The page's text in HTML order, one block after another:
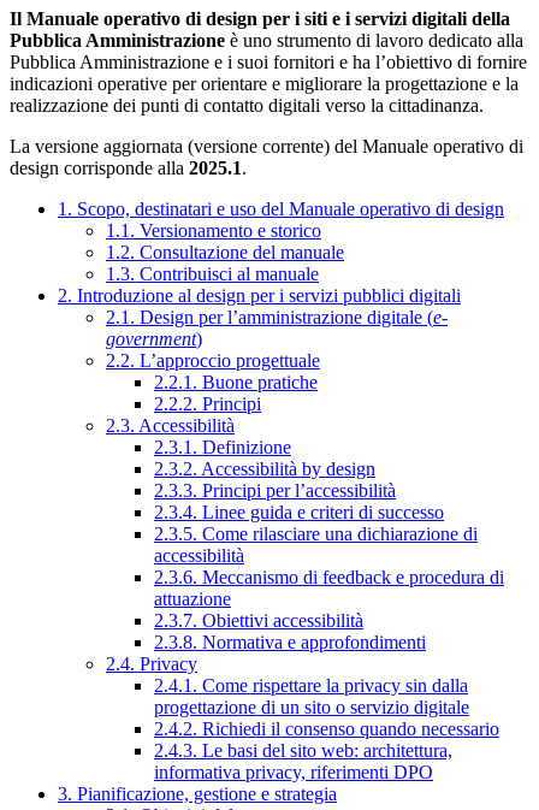
Il Manuale operativo di design per i siti e i servizi digitali della
Pubblica Amministrazione è uno strumento di lavoro dedicato alla
Pubblica Amministrazione e i suoi fornitori e ha l’obiettivo di fornire
indicazioni operative per orientare e migliorare la progettazione e la
realizzazione dei punti di contatto digitali verso la cittadinanza.
La versione aggiornata (versione corrente) del Manuale operativo di
design corrisponde alla 2025.1.
1. Scopo, destinatari e uso del Manuale operativo di design
1.1. Versionamento e storico
1.2. Consultazione del manuale
1.3. Contribuisci al manuale
2. Introduzione al design per i servizi pubblici digitali
2.1. Design per l’amministrazione digitale (e-
government)
2.2. L’approccio progettuale
2.2.1. Buone pratiche
2.2.2. Principi
2.3. Accessibilità
2.3.1. Definizione
2.3.2. Accessibilità by design
2.3.3. Principi per l’accessibilità
2.3.4. Linee guida e criteri di successo
2.3.5. Come rilasciare una dichiarazione di
accessibilità
2.3.6. Meccanismo di feedback e procedura di
attuazione
2.3.7. Obiettivi accessibilità
2.3.8. Normativa e approfondimenti
2.4. Privacy
2.4.1. Come rispettare la privacy sin dalla
progettazione di un sito o servizio digitale
2.4.2. Richiedi il consenso quando necessario
2.4.3. Le basi del sito web: architettura,
informativa privacy, riferimenti DPO
3. Pianificazione, gestione e strategia